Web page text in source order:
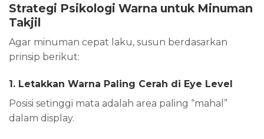
Strategi Psikologi Warna untuk Minuman
Takjil
Agar minuman cepat laku, susun berdasarkan
prinsip berikut:
1. Letakkan Warna Paling Cerah di Eye Level
Posisi setinggi mata adalah area paling “mahal”
dalam display.